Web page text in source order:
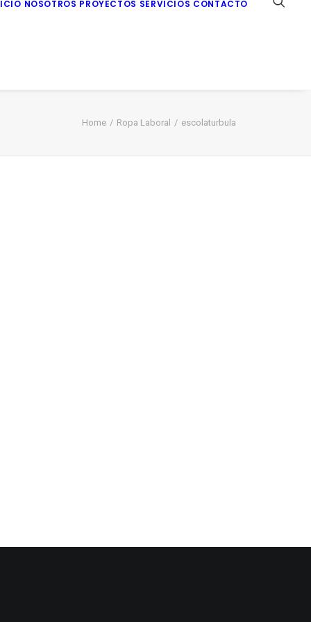
NOSOTROS PROYECTOS SERVICIOS CONTACTO
Home Ropa Laboral escolaturbula